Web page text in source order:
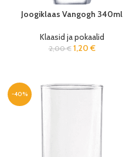
Joogiklaas Vangogh 340ml
Klaasid ja pokaalid
2,00€ 1,20 €
-40%